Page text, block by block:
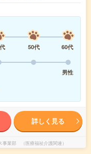
50代
60代
男性
詳しく見る
業部 （医療福祉介護関連）